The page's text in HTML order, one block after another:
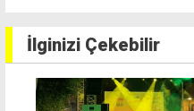
İlginizi Çekebilir